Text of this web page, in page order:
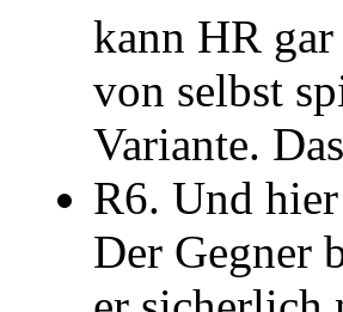
kann HR
von selbst
Variante.
R6. Und
Der Gegner